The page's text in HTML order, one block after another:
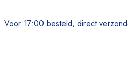
Voor 17:00 besteld, direct